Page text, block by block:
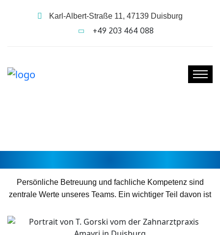
Karl-Albert-Straße 11, 47139 Duisburg
+49 203 464 088
Persönliche Betreuung und fachliche Kompetenz sind
zentrale Werte unseres Teams. Ein wichtiger Teil davon ist